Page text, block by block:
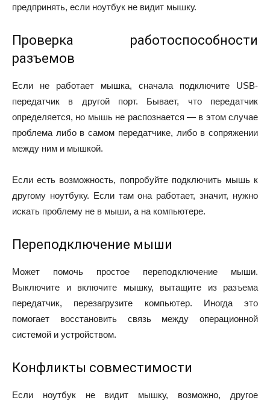
предпринять, если ноутбук не видит мышку.
Проверка работоспособности
разъемов
Если не работает мышка, сначала подключите USB-
передатчик в другой порт. Бывает, что передатчик
определяется, но мышь не распознается — в этом случае
проблема либо в самом передатчике, либо в сопряжении
между ним и мышкой.
Если есть возможность, попробуйте подключить мышь к
другому ноутбуку. Если там она работает, значит, нужно
искать проблему не в мыши, а на компьютере.
Переподключение мыши
Может помочь простое переподключение мыши.
Выключите и включите мышку, вытащите из разъема
передатчик, перезагрузите компьютер. Иногда это
помогает восстановить связь между операционной
системой и устройством.
Конфликты совместимости
Если ноутбук не видит мышку, возможно, другое